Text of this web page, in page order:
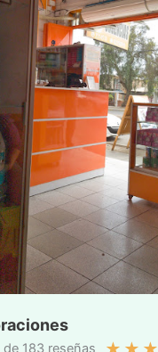
183 reseñas